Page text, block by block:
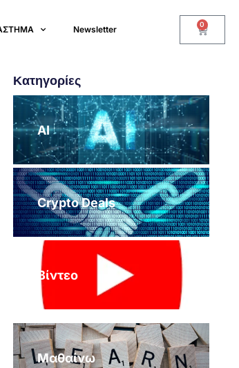
Newsletter 0
Κατηγορίες
AI
Crypto Deals
Βίντεο
Μαθαίνω